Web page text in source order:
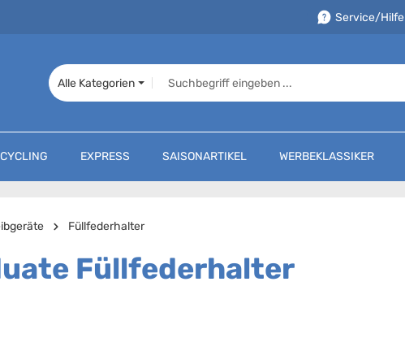
Service/Hilfe
Alle Kategorien
EXPRESS SAISONARTIKEL WERBEKLASSIKER
Füllfederhalter
Füllfederhalter